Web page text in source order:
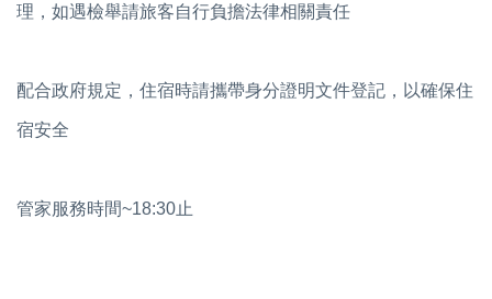
理，如遇檢舉請旅客自行負擔法律相關責任
配合政府規定，住宿時請攜帶身分證明文件登記，以確保住
宿安全
管家服務時間~18:30止